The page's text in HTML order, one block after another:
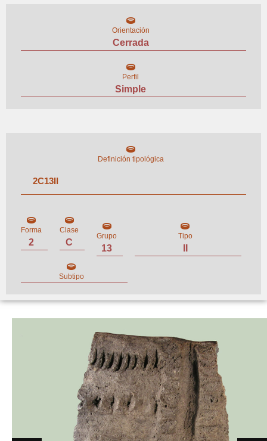
Orientación
Cerrada
Perfil
Simple
Definición tipológica
2C13II
Forma
2
Clase
C
Grupo
13
Tipo
Subtipo